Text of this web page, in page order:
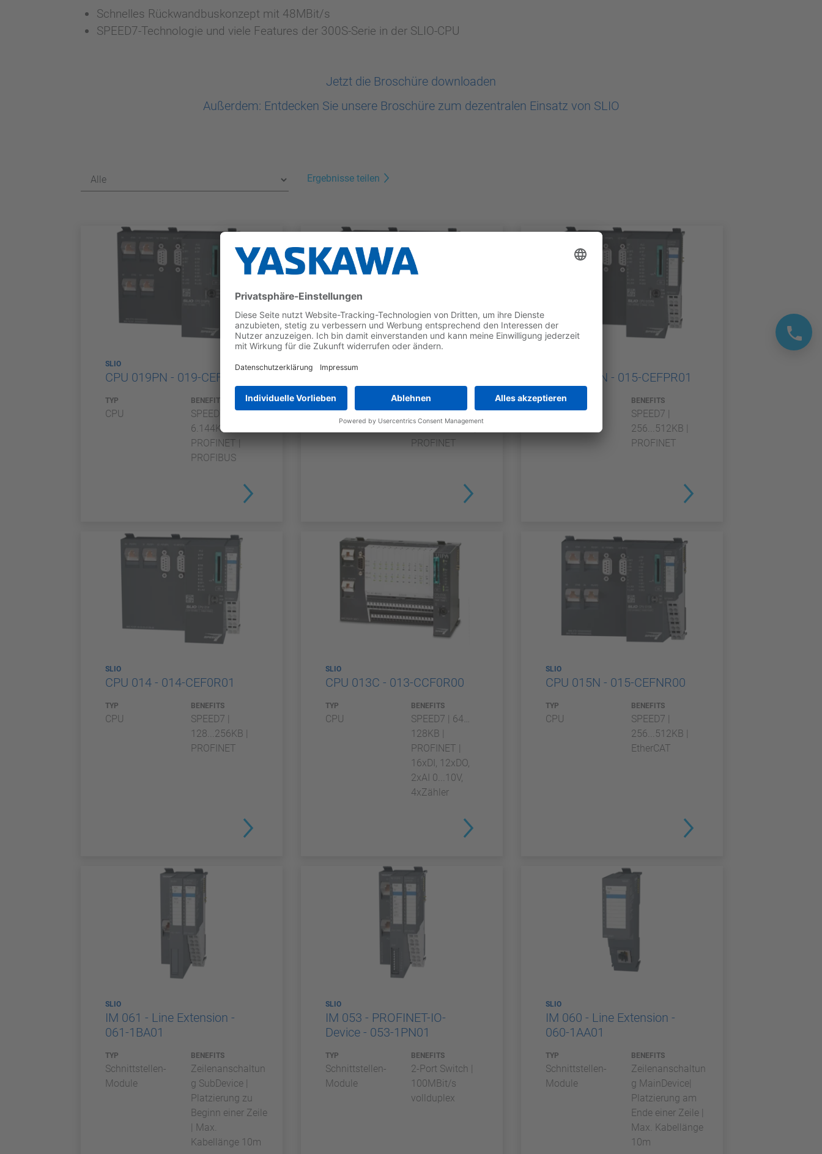
Schnelles Rückwandbuskonzept mit 48MBit/s
SPEED7-Technologie und viele Features der 300S-Serie in der SLIO-CPU
Jetzt die Broschüre downloaden
Außerdem: Entdecken Sie unsere Broschüre zum dezentralen Einsatz von SLIO
Ergebnisse teilen
SLIO
CPU 019PN - 019-CEFPM00
TYP
CPU
BENEFITS
SPEED7 |
6.144KB |
PROFINET |
PROFIBUS
TYP
CPU
BENEFITS
SPEED7 |
512...2.048KB |
PROFINET
CPU 015PN - 015-CEFPR01
TYP
CPU
BENEFITS
SPEED7 |
256...512KB |
PROFINET
SLIO
CPU 014 - 014-CEF0R01
TYP
CPU
BENEFITS
SPEED7 |
128...256KB |
PROFINET
SLIO
CPU 013C - 013-CCF0R00
TYP
CPU
BENEFITS
SPEED7 | 64…
128KB |
PROFINET |
16xDI, 12xDO,
2xAI 0...10V,
4xZähler
SLIO
CPU 015N - 015-CEFNR00
TYP
CPU
BENEFITS
SPEED7 |
256...512KB |
EtherCAT
SLIO
IM 061 - Line Extension -
061-1BA01
TYP
Schnittstellen-
Module
BENEFITS
Zeilenanschaltun
g SubDevice |
Platzierung zu
Beginn einer Zeile
| Max.
Kabellänge 10m
SLIO
IM 053 - PROFINET-IO-
Device - 053-1PN01
TYP
Schnittstellen-
Module
BENEFITS
2-Port Switch |
100MBit/s
vollduplex
SLIO
IM 060 - Line Extension -
060-1AA01
TYP
Schnittstellen-
Module
BENEFITS
Zeilenanschaltun
g MainDevice|
Platzierung am
Ende einer Zeile |
Max. Kabellänge
10m